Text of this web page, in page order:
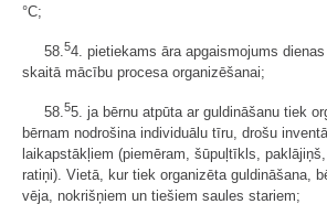
°C;
58. 54. pietiekams āra apgaismojums
skaitā mācību procesa organizēšanai;
58.55. ja bērnu atpūta ar guldināšanu tiek
bērnam nodrošina individuālu tīru, drošu
laikapstākļiem (piemēram, šūpuļtīkls,
ratiņi). Vietā, kur tiek organizēta guldināšana,
vēja, nokrišņiem un tiešiem saules stariem;